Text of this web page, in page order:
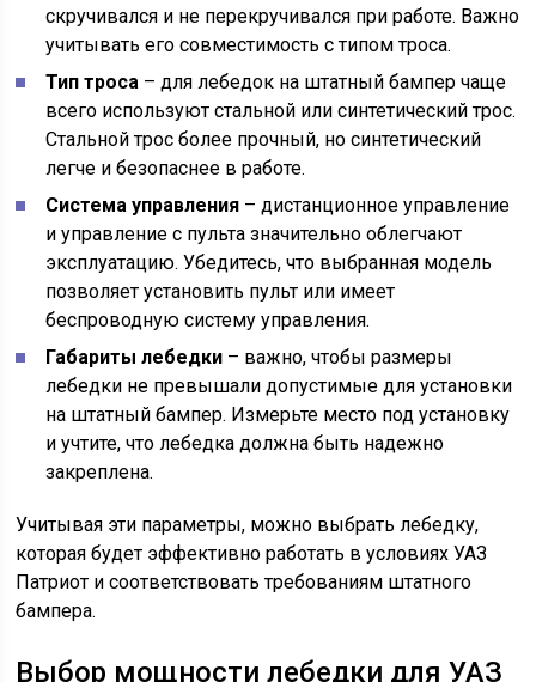
скручивался и не перекручивался при работе. Важно
учитывать его совместимость с типом троса.
Тип троса – для лебедок на штатный бампер чаще
всего используют стальной или синтетический трос.
Стальной трос более прочный, но синтетический
легче и безопаснее в работе.
Система управления – дистанционное управление
и управление с пульта значительно облегчают
эксплуатацию. Убедитесь, что выбранная модель
позволяет установить пульт или имеет
беспроводную систему управления.
Габариты лебедки – важно, чтобы размеры
лебедки не превышали допустимые для установки
на штатный бампер. Измерьте место под установку
и учтите, что лебедка должна быть надежно
закреплена.
Учитывая эти параметры, можно выбрать лебедку,
которая будет эффективно работать в условиях УАЗ
Патриот и соответствовать требованиям штатного
бампера.
Выбор мощности лебедки для УАЗ